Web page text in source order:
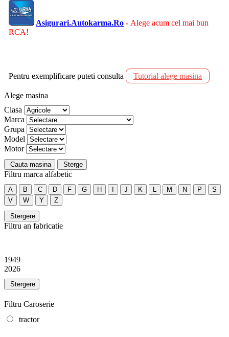
Asigurari.Autokarma.Ro - Alege acum cel mai bun
RCA!
Pentru exemplificare puteti consulta Tutorial alege masina
Alege masina
Clasa
Marca
Grupa
Model
Motor
Cauta masina Sterge
Filtru marca alfabetic
A B C D F G H J K L M N P
S
V
W Y Z
Stergere
Filtru an fabricatie
1949
2026
Stergere
Filtru Caroserie
tractor